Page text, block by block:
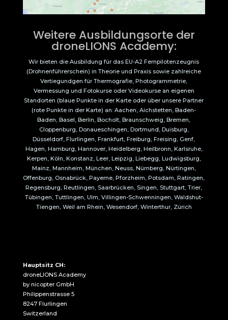
Weitere Ausbildungsorte der
droneLIONS Academy:
Wir bieten die Ausbildung für das EU-A2 Fernpilotenzeugnis
(Drohnenführerschein) in Theorie und Praxis sowie zahlreiche
Vertiegundgen für Thermografie, Photogrammetrie,
Vermessung und Fotokurse oder Videokurse an eigenen
Standorten (blaue Punkte in der Karte oder über unsere Partner
(rote Punkte in der Karte) an: Aachen, Aichstetten, Baden-
Baden, Basel, Berlin, Bocholt, Braunschweig, Bremen,
Cloppenburg, Donaueschingen, Dortmund, Duisburg,
Düsseldorf, Flurlingen, Frankfurt, Freiburg, Freising, Genf,
Hagen, Hamburg, Hannover, Heidelberg, Heilbronn, Karlsruhe,
Kerpen, Köln, Konstanz, Leer, Leipzig, Liebegg, Ludwigsburg,
Mainz, Mannheim, München, Neuss, Nürnberg, Nürtingen,
Offenburg, Osnabrück, Payerne, Pforzheim, Potsdam, Ratingen,
Regensburg, Reutlingen, Saarbrücken, Singen, Stuttgart, Trier,
Tübingen, Tuttlingen, Ulm, Villingen-Schwenningen, Waldshut-
Tiengen, Weil am Rhein, Wesendorf, Winterthur, Zürich
Hauptsitz CH:
droneLIONS Academy
by nicopter GmbH
Philippenstrasse 5
8247 Flurlingen
Switzerland